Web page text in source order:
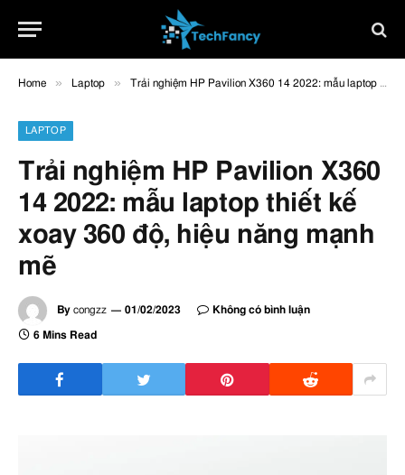
Home » Laptop » Trải nghiệm HP Pavilion X360 14 2022: mẫu laptop thiết kế xoay 360 độ, hiệu năng mạnh mẽ
LAPTOP
Trải nghiệm HP Pavilion X360
14 2022: mẫu laptop thiết kế
xoay 360 độ, hiệu năng mạnh
mẽ
By congzz 01/02/2023 Không có bình luận
6 Mins Read